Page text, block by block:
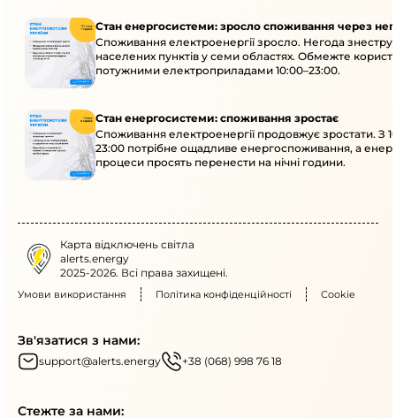
Стан енергосистеми: зросло споживання через
Споживання електроенергії зросло. Негода
населених пунктів у семи областях. Обмежте
потужними електроприладами 10:00–23:00.
Стан енергосистеми: споживання зростає
Споживання електроенергії продовжує зростати. З
23:00 потрібне ощадливе енергоспоживання, а
процеси просять перенести на нічні години.
Карта відключень світла
alerts.energy
2025-2026. Всі права захищені.
Умови використання Політика конфіденційності Cookie
Зв'язатися з нами:
support@alerts.energy +38 (068) 998 76 18
Стежте за нами: